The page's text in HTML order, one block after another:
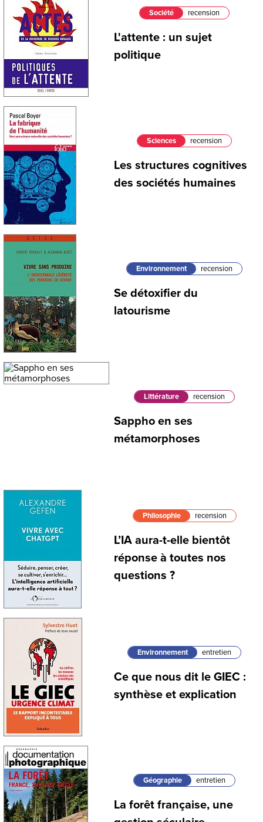
Société recension
L'attente : un sujet
politique
Sciences recension
Les structures cognitives
des sociétés humaines
Environnement recension
Se détoxifier du
latourisme
Littérature recension
Sappho en ses
métamorphoses
Philosophie recension
L’IA aura-t-elle bientôt
réponse à toutes nos
questions ?
Environnement entretien
Ce que nous dit le GIEC :
synthèse et explication
Géographie entretien
La forêt française, une